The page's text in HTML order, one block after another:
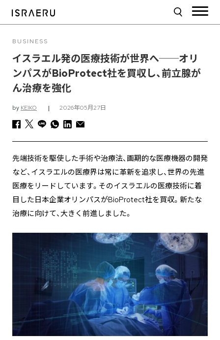
BUSINESS
イスラエル発の医療技術が世界へ──オリ
ンパスがBioProtect社を買収し、前立腺が
ん治療を強化
by KEIKO | 2026年05月27日
先端技術を駆使した手術や治療法、画期的な医療機器の開発
など、イスラエルの医療界は常に革新を追求し、世界の先進
医療をリードしています。そのイスラエルの医療技術に着
目した日本企業オリンパスがBioProtect社を買収。新たな
治療に向けて、大きく前進しました。